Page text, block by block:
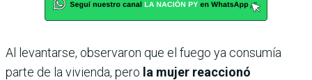
Al levantarse, observaron que el fuego ya consumía
parte de la vivienda, pero la mujer reaccionó